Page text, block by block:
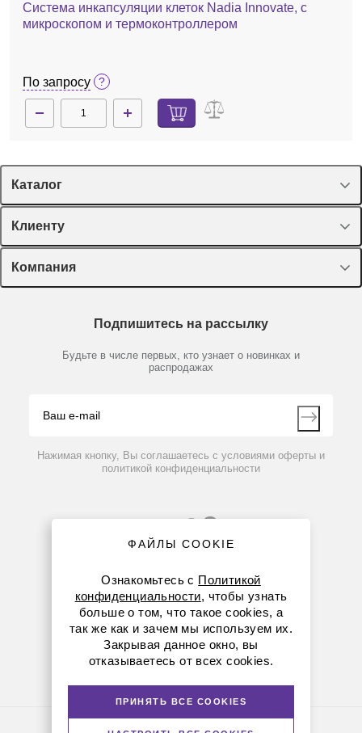
Система инкапсуляции клеток Nadia Innovate, с
микроскопом и термоконтроллером
По запросу
Каталог
Спецпредложения
Оборудование, приборы
Пластик, стекло, принадлежности
Химические реактивы, препараты, наборы
Производители
Клиенту
Лекторий Диаэм
Доставка и оплата
Мобильное приложение
Компания
Партнеры
Контакты
Подпишитесь на рассылку
Будьте в числе первых, кто узнает о новинках и
распродажах
Нажимая кнопку, Вы соглашаетесь с условиями оферты и
политикой конфиденциальности
8 (800) 234-05-08
+7 (912) 658-76-06
ФАЙЛЫ COOKIE
Ознакомьтесь с Политикой
конфиденциальности, чтобы узнать
больше о том, что такое cookies, а
так же как и зачем мы используем их.
Закрывая данное окно, вы
отказываетесь от всех cookies.
ПРИНЯТЬ ВСЕ COOKIES